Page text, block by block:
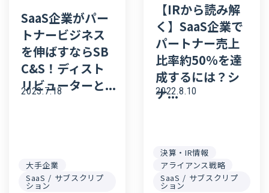
SaaS企業がパー
トナービジネス
を伸ばすならSB
C&S！ディスト
リビューターと...
2023.7.18
大手企業
SaaS / サブスクリプ
ション
【IRから読み解
く】SaaS企業で
パートナー売上
比率約50％を達
成するには？シ
ナ...
2022.8.10
決算・IR情報
アライアンス戦略
SaaS / サブスクリプ
ション